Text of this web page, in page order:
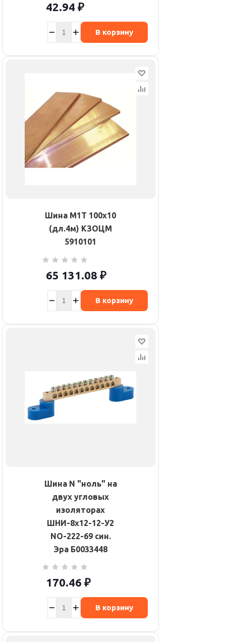
42.94 ₽
В корзину
Шина М1Т 100х10
(дл.4м) КЗОЦМ
5910101
65 131.08 ₽
В корзину
Шина N "ноль" на
двух угловых
изоляторах
ШНИ-8х12-12-У2
NO-222-69 син.
Эра Б0033448
170.46 ₽
В корзину